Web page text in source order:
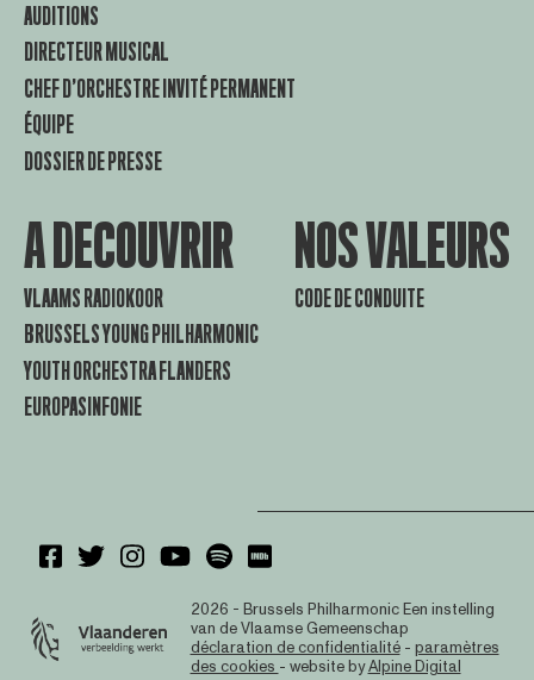
AUDITIONS
DIRECTEUR MUSICAL
CHEF D’ORCHESTRE INVITÉ PERMANENT
ÉQUIPE
DOSSIER DE PRESSE
A DECOUVRIR
VLAAMS RADIOKOOR
BRUSSELS YOUNG PHILHARMONIC
YOUTH ORCHESTRA FLANDERS
EUROPASINFONIE
NOS VALEURS
CODE DE CONDUITE
2026 - Brussels PhilharmonicEen instelling
van de Vlaamse Gemeenschap
déclaration de confidentialité- paramètres
des cookies - website byAlpine Digital